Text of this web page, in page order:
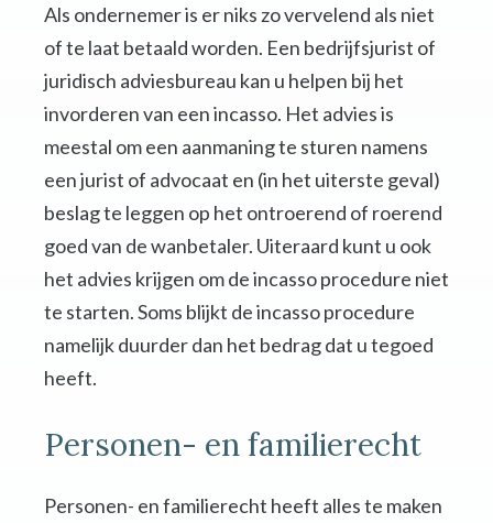
Als ondernemer is er niks zo vervelend als niet
of te laat betaald worden. Een bedrijfsjurist of
juridisch adviesbureau kan u helpen bij het
invorderen van een incasso. Het advies is
meestal om een aanmaning te sturen namens
een jurist of advocaat en (in het uiterste geval)
beslag te leggen op het ontroerend of roerend
goed van de wanbetaler. Uiteraard kunt u ook
het advies krijgen om de incasso procedure niet
te starten. Soms blijkt de incasso procedure
namelijk duurder dan het bedrag dat u tegoed
heeft.
Personen- en familierecht
Personen- en familierecht heeft alles te maken